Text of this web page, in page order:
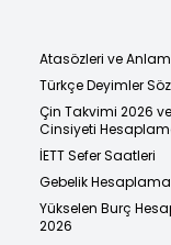
Atasözleri ve
Türkçe Deyimler
Çin Takvimi 2026
Cinsiyeti
İETT Sefer Saatleri
Gebelik Hesaplama
Yükselen Burç
2026